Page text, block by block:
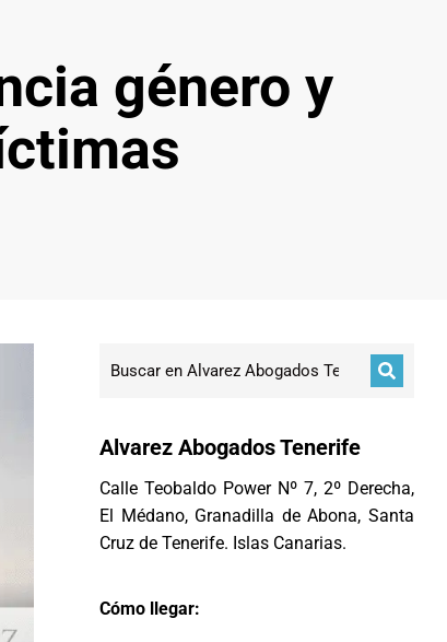
género y
Alvarez Abogados Tenerife
Calle Teobaldo Power Nº 7, 2º Derecha,
El Médano, Granadilla de Abona, Santa
Cruz de Tenerife. Islas Canarias.
Cómo llegar: